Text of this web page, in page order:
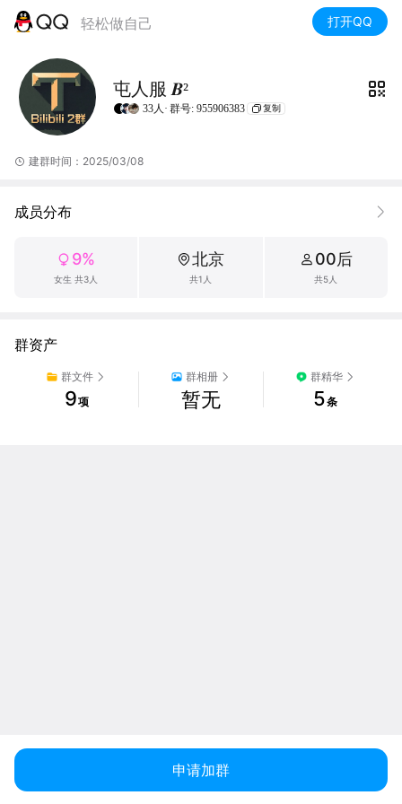
轻松做自己 打开QQ
屯人服 𝑩²
33人· 群号: 955906383 复制
建群时间：2025/03/08
成员分布
9%
女生 共3人
北京
共1人
00后
共5人
群资产
群文件
9项
群相册
暂无
群精华
5条
申请加群